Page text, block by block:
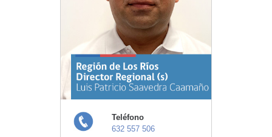
Teléfono
632 557 506